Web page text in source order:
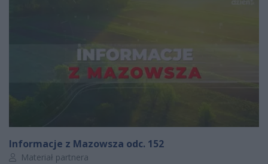
Informacje z Mazowsza odc. 152
Autor artykułu:
Materiał partnera